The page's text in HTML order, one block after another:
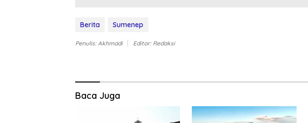
Berita Sumenep
Penulis: Akhmadi Editor: Redaksi
Baca Juga